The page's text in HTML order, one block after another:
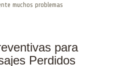
muchos problemas
para
Perdidos